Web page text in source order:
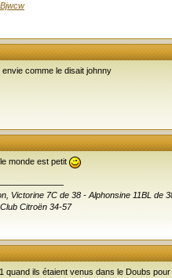
comme le disait johnny
monde est petit
Victorine 7C de 38 - Alphonsine 11BL de
Citroën 34-57
quand ils étaient venus dans le Doubs